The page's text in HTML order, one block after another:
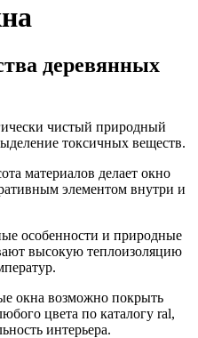
деревянных
чистый природный
токсичных веществ.
материалов делает окно
элементом внутри и
особенности и природные
высокую теплоизоляцию
окна возможно покрыть
цвета по каталогу ral,
интерьера.